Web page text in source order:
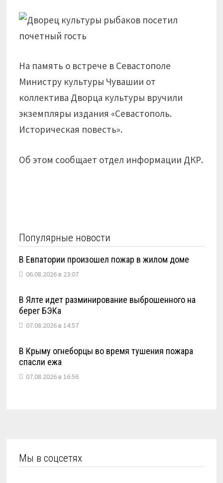
На память о встрече в Севастополе
Министру культуры Чувашии от
коллектива Дворца культуры вручили
экземпляры издания «Севастополь.
Историческая повесть».
Об этом сообщает отдел информации ДКР.
Популярные новости
В Евпатории произошел пожар в жилом доме
06.08.2026 в 23:07
В Ялте идет разминирование выброшенного на
берег БЭКа
07.08.2026 в 14:57
В Крыму огнеборцы во время тушения пожара
спасли ежа
07.08.2026 в 16:56
Мы в соцсетях